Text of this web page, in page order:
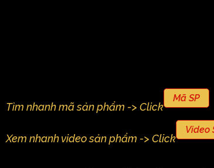
Tìm nhanh mã sản phẩm -> Click
Mã SP
Xem nhanh video sản phẩm -> Click
Video